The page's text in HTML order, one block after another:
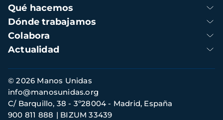
Qué hacemos
Dónde trabajamos
Colabora
Actualidad
Información
de
contacto
© 2026 Manos Unidas
C/ Barquillo, 38 - 3º28004 - Madrid, España
900 811 888
BIZUM 33439
info@manosunidas.org